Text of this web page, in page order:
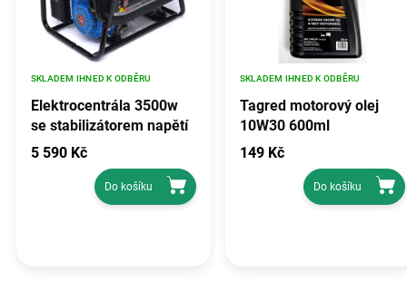
Elektrocentrála 3500w
se stabilizátorem napětí
avr, TAGRED TA3500GHX
SKLADEM IHNED K ODBĚRU
5 590 Kč
Do košíku
Tagred motorový olej
10W30 600ml
SKLADEM IHNED K ODBĚRU
149 Kč
Do košíku